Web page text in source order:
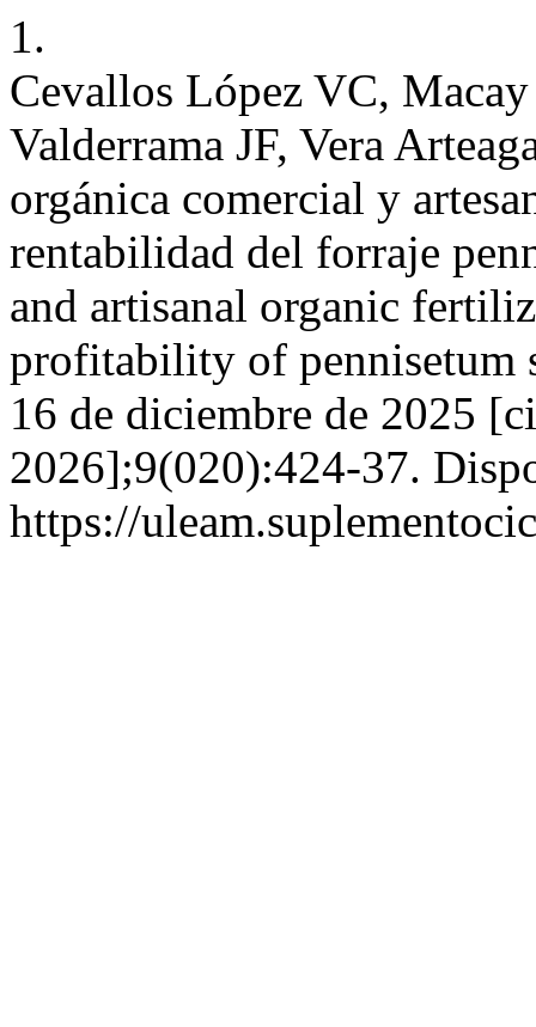
1.
Cevallos López VC,
Valderrama JF, Vera
orgánica comercial y
rentabilidad del forraje
and artisanal organic
profitability of pennisetum
16 de diciembre de 2025
2026];9(020):424-37.
https://